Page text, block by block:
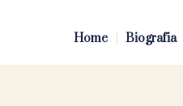
Home Biografia